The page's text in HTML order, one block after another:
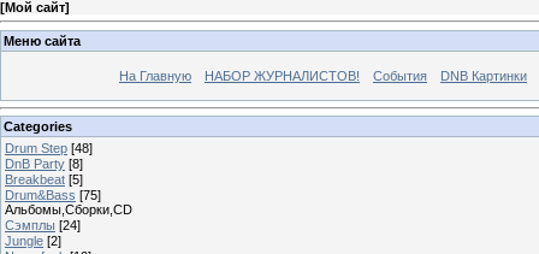
[Мой сайт]
Меню сайта
На Главную НАБОР ЖУРНАЛИСТОВ! События DNB Картинки
Categories
Drum Step [48]
DnB Party [8]
Breakbeat [5]
Drum&Bass [75]
Альбомы,Сборки,CD
Сэмплы [24]
Jungle [2]